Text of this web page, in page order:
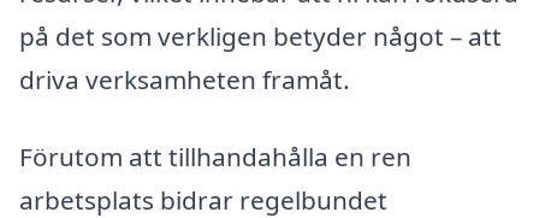
på det som verkligen betyder något – att
driva verksamheten framåt.
Förutom att tillhandahålla en ren
arbetsplats bidrar regelbundet